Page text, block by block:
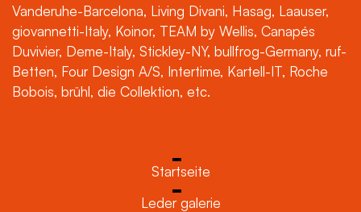
Vanderuhe-Barcelona, Living Divani, Hasag, Laauser,
giovannetti-Italy, Koinor, TEAM by Wellis, Canapés
Duvivier, Deme-Italy, Stickley-NY, bullfrog-Germany, ruf-
Betten, Four Design A/S, Intertime, Kartell-IT, Roche
Bobois, brühl, die Collektion, etc.
Startseite
Leder galerie